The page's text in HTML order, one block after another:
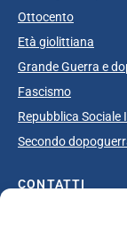
Ottocento
Età giolittiana
Grande Guerra e
Fascismo
Repubblica Sociale
Secondo
CONTATTI